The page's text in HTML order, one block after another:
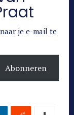
je e-mail te
Abonneren